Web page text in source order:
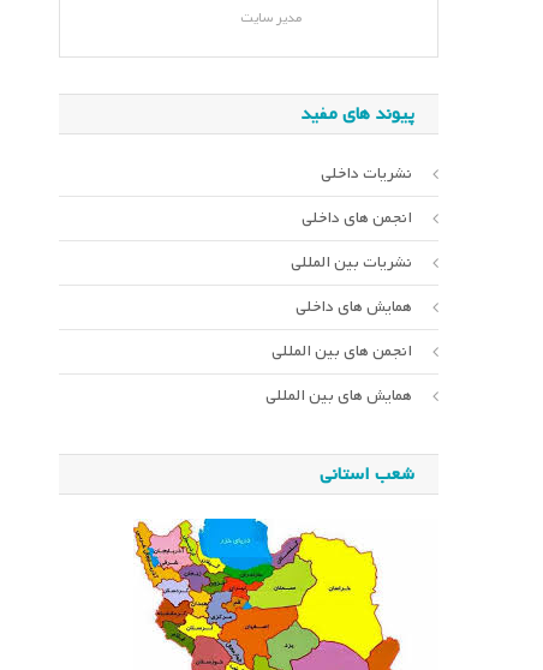
مدیر سایت
پیوند های مفید
نشریات داخلی
انجمن های داخلی
نشریات بین المللی
همایش های داخلی
انجمن های بین المللی
همایش های بین المللی
شعب استانی